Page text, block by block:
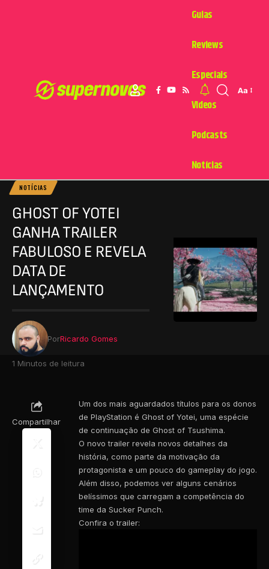
Guias
Reviews
Especiais
Videos
Podcasts
Notícias
Aa
NOTÍCIAS
GHOST OF YOTEI
GANHA TRAILER
FABULOSO E REVELA
DATA DE
LANÇAMENTO
PorRicardo Gomes
1 Minutos de leitura
Compartilhar
Um dos mais aguardados títulos para os donos
de PlayStation é Ghost of Yotei, uma espécie
de continuação de Ghost of Tsushima.
O novo trailer revela novos detalhes da
história, como parte da motivação da
protagonista e um pouco do gameplay do jogo.
Além disso, podemos ver alguns cenários
belíssimos que carregam a competência do
time da Sucker Punch.
Confira o trailer: